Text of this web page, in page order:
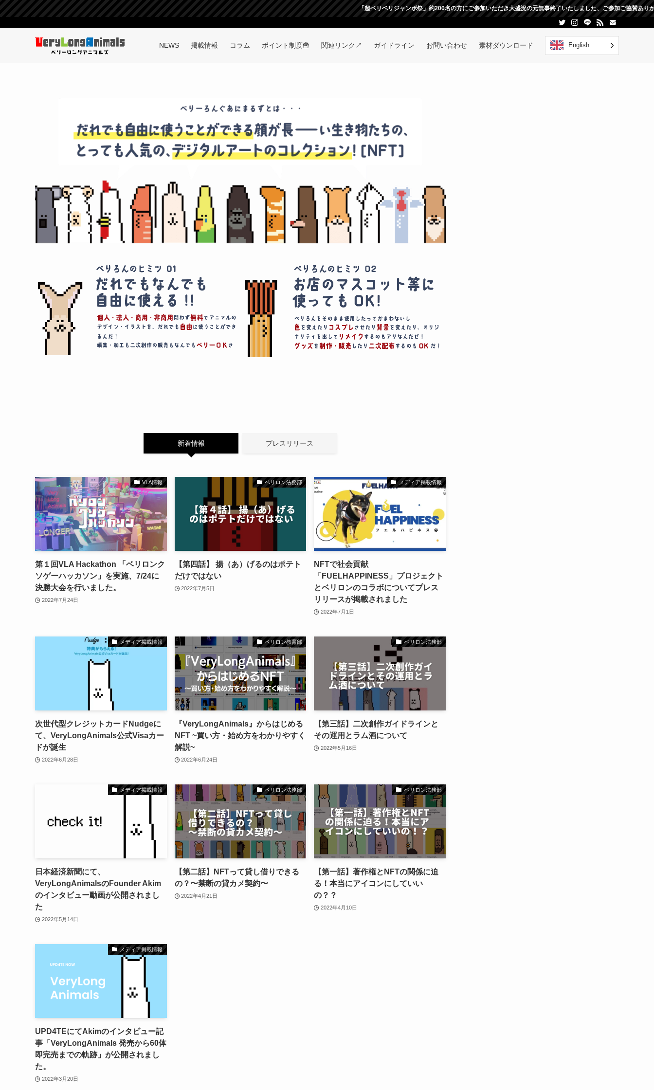
「超ベリベリジャンボ祭」約200名の方にご参加いただき大盛況の元無事終了いたしました、ご参加ご協賛ありがとうございました
NEWS 掲載情報 コラム ポイント制度🍟 関連リンク↗ ガイドライン お問い合わせ 素材ダウンロード English
新着情報 プレスリリース
VLA情報
第１回VLA Hackathon 「ベリロンク
ソゲーハッカソン」を実施、7/24に
決勝大会を行いました。
2022年7月24日
ベリロン法務部
【第四話】 揚（あ）げるのはポテト
だけではない
2022年7月5日
メディア掲載情報
NFTで社会貢献
「FUELHAPPINESS」プロジェクト
とベリロンのコラボについてプレス
リリースが掲載されました
2022年7月1日
メディア掲載情報
次世代型クレジットカードNudgeに
て、VeryLongAnimals公式Visaカー
ドが誕生
2022年6月28日
ベリロン教育部
『VeryLongAnimals』からはじめる
NFT ~買い方・始め方をわかりやすく
解説~
2022年6月24日
ベリロン法務部
【第三話】二次創作ガイドラインと
その運用とラム酒について
2022年5月16日
メディア掲載情報
日本経済新聞にて、
VeryLongAnimalsのFounder Akim
のインタビュー動画が公開されまし
た
2022年5月14日
ベリロン法務部
【第二話】NFTって貸し借りできる
の？〜禁断の貸カメ契約〜
2022年4月21日
ベリロン法務部
【第一話】著作権とNFTの関係に迫
る！本当にアイコンにしていい
の？？
2022年4月10日
メディア掲載情報
UPD4TEにてAkimのインタビュー記
事「VeryLongAnimals 発売から60体
即完売までの軌跡」が公開されまし
た。
2022年3月20日